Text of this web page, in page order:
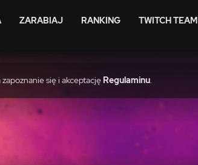
ZARABIAJ RANKING TWITCH TEAM
się i akceptacjęRegulaminu.